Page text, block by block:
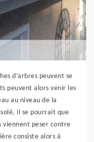
d’arbres peuvent se
peuvent alors venir les
au niveau de la
il se pourrait que
viennent peser contre
consiste alors à